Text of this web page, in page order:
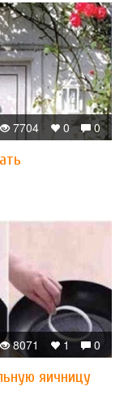
0
0
7704
0
1
8071
яичницу